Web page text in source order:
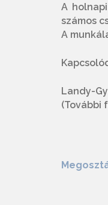
A
számos
A
Landy-
(További